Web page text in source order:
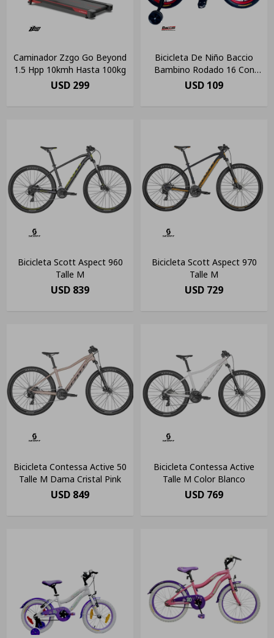
Caminador Zzgo Go Beyond
1.5 Hpp 10kmh Hasta 100kg
USD 299
Bicicleta De Niño Baccio
Bambino Rodado 16 Con
Rueditas Negra/roja
USD 109
Bicicleta Scott Aspect 960
Talle M
USD 839
Bicicleta Scott Aspect 970
Talle M
USD 729
Bicicleta Contessa Active 50
Talle M Dama Cristal Pink
USD 849
Bicicleta Contessa Active
Talle M Color Blanco
USD 769